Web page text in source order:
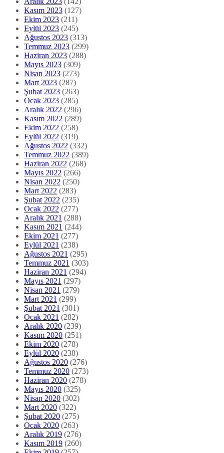
Kasım 2023 (127)
Ekim 2023 (211)
Eylül 2023 (245)
Ağustos 2023 (313)
Temmuz 2023 (299)
Haziran 2023 (288)
Mayıs 2023 (309)
Nisan 2023 (273)
Mart 2023 (287)
Şubat 2023 (263)
Ocak 2023 (285)
Aralık 2022 (296)
Kasım 2022 (289)
Ekim 2022 (258)
Eylül 2022 (319)
Ağustos 2022 (332)
Temmuz 2022 (389)
Haziran 2022 (268)
Mayıs 2022 (266)
Nisan 2022 (250)
Mart 2022 (283)
Şubat 2022 (235)
Ocak 2022 (277)
Aralık 2021 (288)
Kasım 2021 (244)
Ekim 2021 (277)
Eylül 2021 (238)
Ağustos 2021 (295)
Temmuz 2021 (303)
Haziran 2021 (294)
Mayıs 2021 (297)
Nisan 2021 (279)
Mart 2021 (299)
Şubat 2021 (301)
Ocak 2021 (282)
Aralık 2020 (239)
Kasım 2020 (251)
Ekim 2020 (278)
Eylül 2020 (238)
Ağustos 2020 (276)
Temmuz 2020 (273)
Haziran 2020 (278)
Mayıs 2020 (325)
Nisan 2020 (302)
Mart 2020 (322)
Şubat 2020 (275)
Ocak 2020 (263)
Aralık 2019 (276)
Kasım 2019 (260)